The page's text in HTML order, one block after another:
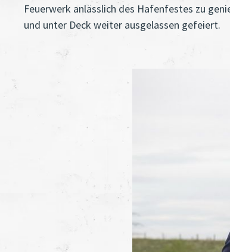
Feuerwerk anlässlich des Hafenfestes zu
und unter Deck weiter ausgelassen gefeiert.